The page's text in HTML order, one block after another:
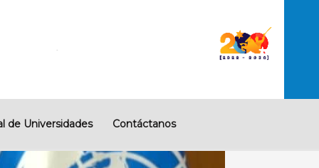
de Universidades Contáctanos